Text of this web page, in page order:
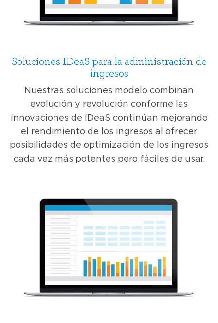
Soluciones IDeaS para la administración de
ingresos
Nuestras soluciones modelo combinan
evolución y revolución conforme las
innovaciones de IDeaS continúan mejorando
el rendimiento de los ingresos al ofrecer
posibilidades de optimización de los ingresos
cada vez más potentes pero fáciles de usar.